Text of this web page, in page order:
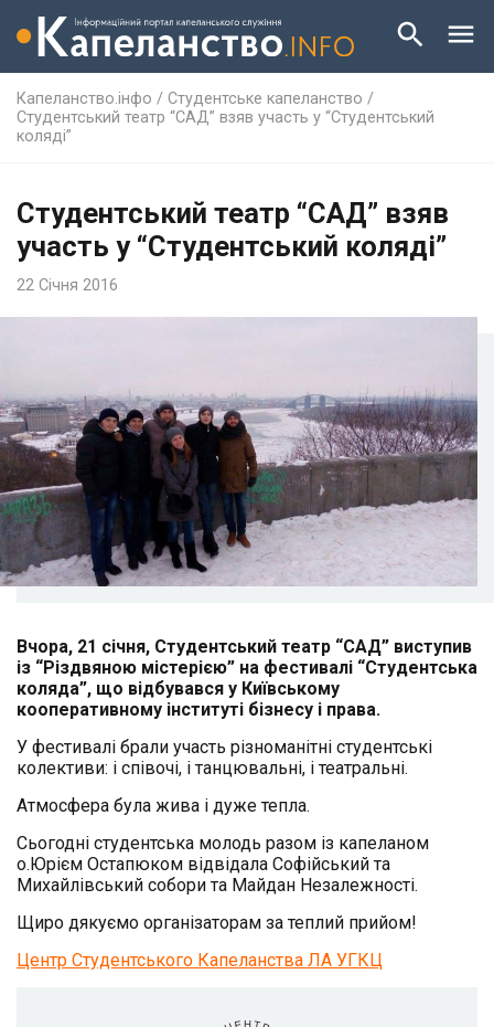
Капеланство.інфо / Студентське капеланство /
Студентський театр “САД” взяв участь у “Студентський
коляді”
Студентський театр “САД” взяв
участь у “Студентський коляді”
22 Січня 2016
Вчора, 21 січня, Студентський театр “САД” виступив
із “Різдвяною містерією” на фестивалі “Студентська
коляда”, що відбувався у Київському
кооперативному інституті бізнесу і права.
У фестивалі брали участь різноманітні студентські
колективи: і співочі, і танцювальні, і театральні.
Атмосфера була жива і дуже тепла.
Сьогодні студентська молодь разом із капеланом
о.Юрієм Остапюком відвідала Софійський та
Михайлівський собори та Майдан Незалежності.
Щиро дякуємо організаторам за теплий прийом!
Центр Студентського Капеланства ЛА УГКЦ